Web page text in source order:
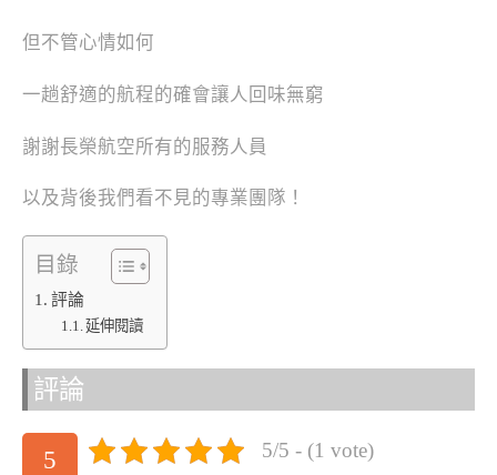
但不管心情如何
一趟舒適的航程的確會讓人回味無窮
謝謝長榮航空所有的服務人員
以及背後我們看不見的專業團隊！
目錄
評論
延伸閱讀
評論
5 5/5 - (1 vote)